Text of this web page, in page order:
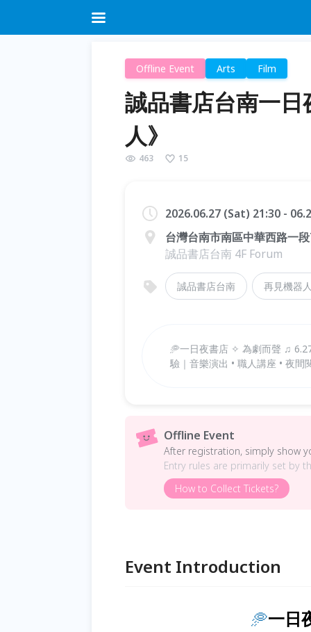
Offline Event Arts Film
誠品書店台南一
人》
463 15
2026.06.27 (Sat) 21:30 -
台灣台南市南區中華西路一
誠品書店台南 4F Forum
誠品書店台南 再見機器
🥏一日夜書店 ✧ 為劇而聲 ♫
驗｜音樂演出 • 職人講座 • 夜間
Offline Event
After registration, simply show
Entry rules are primarily set by
How to Collect Tickets?
Event Introduction
🥏一日